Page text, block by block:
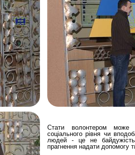
Стати волонтером може
соціального рівня чи
людей - це не
прагнення надати допомогу